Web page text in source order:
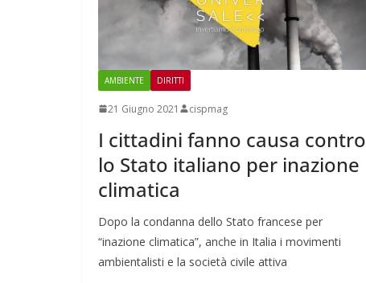
AMBIENTE DIRITTI
21 Giugno 2021 cispmag
I cittadini fanno causa contro
lo Stato italiano per inazione
climatica
Dopo la condanna dello Stato francese per
“inazione climatica”, anche in Italia i movimenti
ambientalisti e la società civile attiva